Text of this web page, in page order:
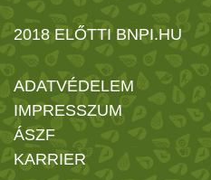
2018 ELŐTTI BNPI.HU
ADATVÉDELEM
IMPRESSZUM
ÁSZF
KARRIER